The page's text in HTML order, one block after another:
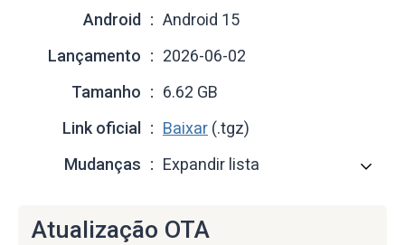
Android
Android 15
Lançamento
2026-06-02
Tamanho
6.62 GB
Link oficial
Baixar (.tgz)
Mudanças
Expandir lista
Atualização OTA